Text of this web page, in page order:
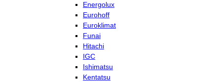
Energolux
Eurohoff
Euroklimat
Funai
Hitachi
IGC
Ishimatsu
Kentatsu